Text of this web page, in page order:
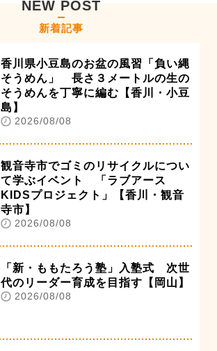
NEW POST
新着記事
香川県小豆島のお盆の風習「負い縄
そうめん」 長さ３メートルの生の
そうめんを丁寧に編む【香川・小豆
島】
2026/08/08
観音寺市でゴミのリサイクルについ
て学ぶイベント 「ラブアース
KIDSプロジェクト」【香川・観音
寺市】
2026/08/08
「新・ももたろう塾」入塾式 次世
代のリーダー育成を目指す【岡山】
2026/08/08